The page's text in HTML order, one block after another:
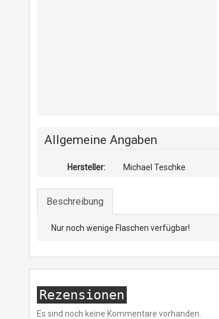
Allgemeine Angaben
Hersteller: Michael Teschke
Beschreibung
Nur noch wenige Flaschen verfügbar!
Rezensionen
Es sind noch keine Kommentare vorhanden.